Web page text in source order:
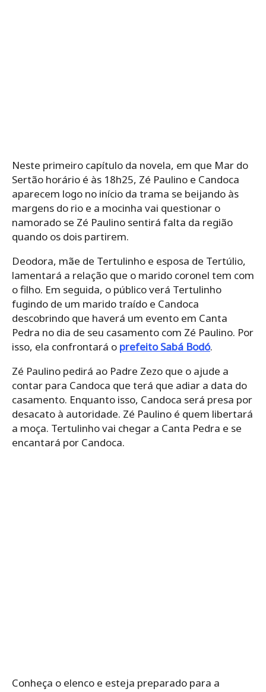
Neste primeiro capítulo da novela, em que Mar do
Sertão horário é às 18h25, Zé Paulino e Candoca
aparecem logo no início da trama se beijando às
margens do rio e a mocinha vai questionar o
namorado se Zé Paulino sentirá falta da região
quando os dois partirem.
Deodora, mãe de Tertulinho e esposa de Tertúlio,
lamentará a relação que o marido coronel tem com
o filho. Em seguida, o público verá Tertulinho
fugindo de um marido traído e Candoca
descobrindo que haverá um evento em Canta
Pedra no dia de seu casamento com Zé Paulino. Por
isso, ela confrontará o prefeito Sabá Bodó.
Zé Paulino pedirá ao Padre Zezo que o ajude a
contar para Candoca que terá que adiar a data do
casamento. Enquanto isso, Candoca será presa por
desacato à autoridade. Zé Paulino é quem libertará
a moça. Tertulinho vai chegar a Canta Pedra e se
encantará por Candoca.
Conheça o elenco e esteja preparado para a